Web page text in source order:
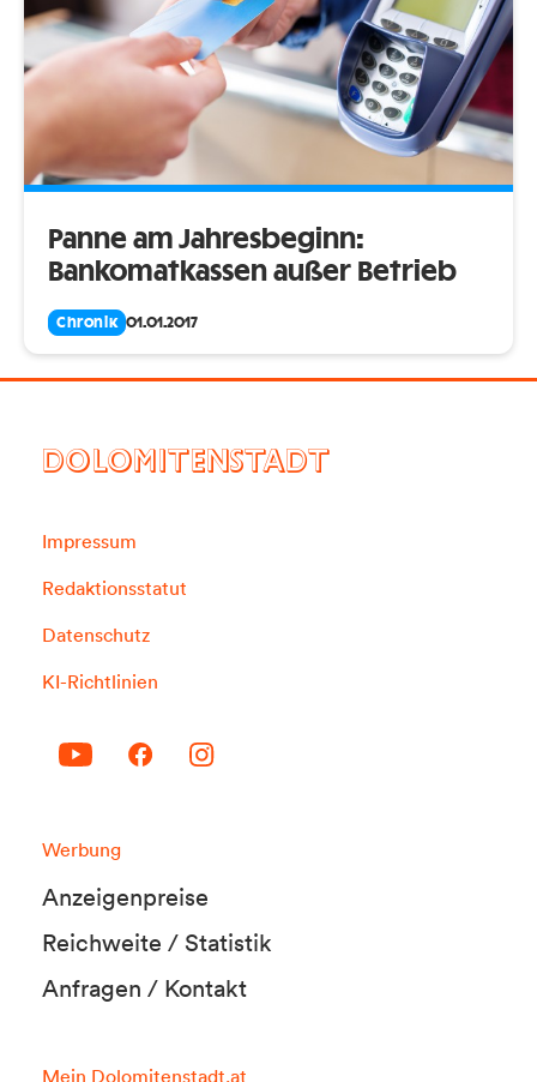
Panne am Jahresbeginn:
Bankomatkassen außer Betrieb
Chronik 01.01.2017
DOLOMITENSTADT
Impressum
Redaktionsstatut
Datenschutz
KI-Richtlinien
Werbung
Anzeigenpreise
Reichweite / Statistik
Anfragen / Kontakt
Mein Dolomitenstadt.at